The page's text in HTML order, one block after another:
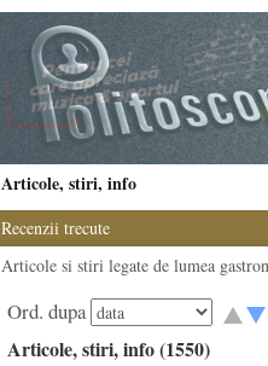
Articole, stiri, info
Recenzii trecute
Articole si stiri legate de lumea
Ord. dupa
Articole, stiri, info (1550)